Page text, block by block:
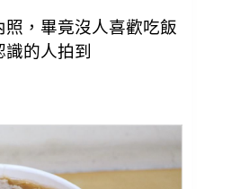
，畢竟沒人喜歡吃飯
識的人拍到